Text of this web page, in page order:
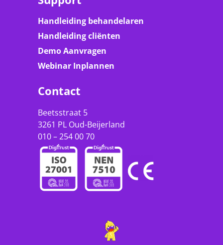
Handleiding behandelaren
Handleiding cliënten
Demo Aanvragen
Webinar Inplannen
Contact
Beetsstraat 5
3261 PL Oud-Beijerland
010 – 254 00 70